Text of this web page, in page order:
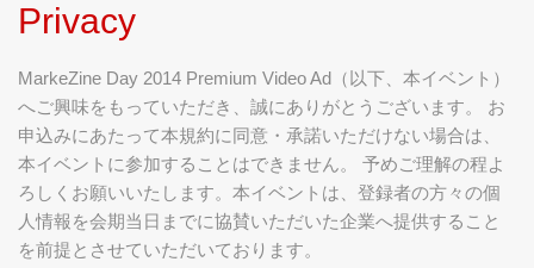
Privacy
MarkeZine Day 2014 Premium Video Ad（以下、本イベント）
へご興味をもっていただき、誠にありがとうございます。 お
申込みにあたって本規約に同意・承諾いただけない場合は、
本イベントに参加することはできません。 予めご理解の程よ
ろしくお願いいたします。本イベントは、登録者の方々の個
人情報を会期当日までに協賛いただいた企業へ提供すること
を前提とさせていただいております。